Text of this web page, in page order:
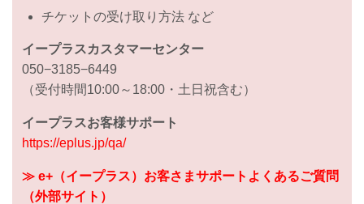
チケットの受け取り方法 など
イープラスカスタマーセンター
050−3185−6449
（受付時間10:00～18:00・土日祝含む）
イープラスお客様サポート
https://eplus.jp/qa/
≫ e+（イープラス）お客さまサポートよくあるご質問
（外部サイト）